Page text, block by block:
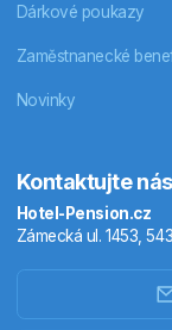
Dárkové poukazy
Zaměstnanecké
Novinky
Kontaktujte nás
Hotel-Pension.cz
Zámecká ul. 1453,